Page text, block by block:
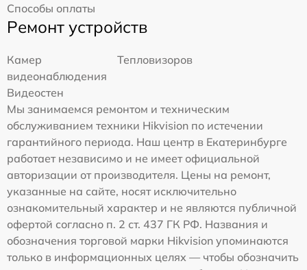
Способы оплаты
Ремонт устройств
Камер
видеонаблюдения
Тепловизоров
Видеостен
Мы занимаемся ремонтом и техническим
обслуживанием техники Hikvision по истечении
гарантийного периода. Наш центр в Екатеринбурге
работает независимо и не имеет официальной
авторизации от производителя. Цены на ремонт,
указанные на сайте, носят исключительно
ознакомительный характер и не являются публичной
офертой согласно п. 2 ст. 437 ГК РФ. Названия и
обозначения торговой марки Hikvision упоминаются
только в информационных целях — чтобы обозначить